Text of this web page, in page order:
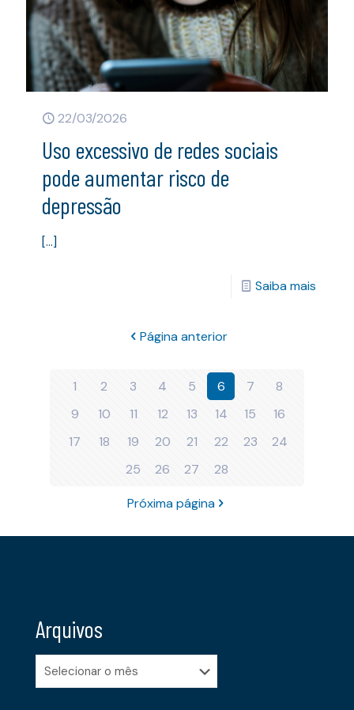
22/03/2026
Uso excessivo de redes sociais
pode aumentar risco de
depressão
[…]
Saiba mais
Página anterior
1 2 3 4 5 6 7
8
9
10 11 12 13 14 15
16
17
18 19 20 21 22 23
24
25
26 27 28
Próxima página
Arquivos
Arquivos